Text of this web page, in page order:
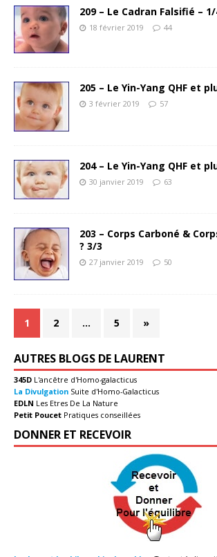
209 – Le Cadran Falsifié –
18 février 2019 44
205 – Le Yin-Yang QHF et
3 février 2019 57
204 – Le Yin-Yang QHF et
30 janvier 2019 63
203 – Corps Carboné &
? 3/3
27 janvier 2019 50
1 2 … 5 »
AUTRES BLOGS DE LAURENT
345D L'ancêtre d'Homo-galacticus
La Divulgation Suite d'Homo-Galacticus
EDLN Les Etres De La Nature
Petit Poucet Pratiques conseillées
DONNER ET RECEVOIR